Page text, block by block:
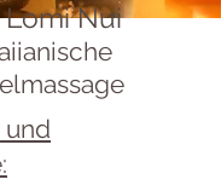
Nui